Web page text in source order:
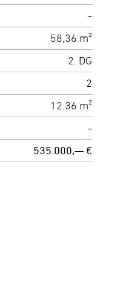
-
58,36 m²
2. DG
2
12.36 m²
-
535.000,— €